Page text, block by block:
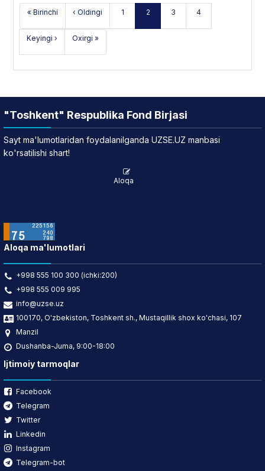
« Birinchi ‹ Oldingi 1 2 3 4
Keyingi › Oxirgi »
"Toshkent" Respublika Fond Birjasi
Sayt ma'lumotlaridan foydalanilganda UZSE.UZ manbasi
ko'rsatilishi shart!
Aloqa
Aloqa ma'lumotlari
+998 555 100 300 (ichki:200)
+998 555 009 995
info@uzse.uz
100170, O'zbekiston, Toshkent sh., Mustaqillik shox ko'chasi, 107
Manzil
Dushanba-Juma, 9:00-18:00
Ijtimoiy tarmoqlar
Facebook
Telegram
Twitter
Linkedin
Instagram
Telegram-bot